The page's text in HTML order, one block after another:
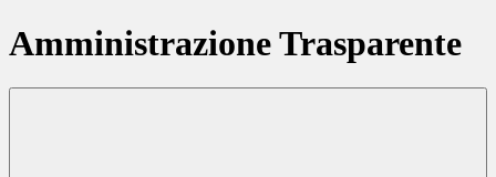
Amministrazione Trasparente